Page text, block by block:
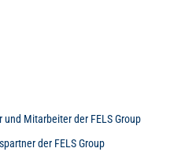
Mitarbeiter der FELS Group
der FELS Group